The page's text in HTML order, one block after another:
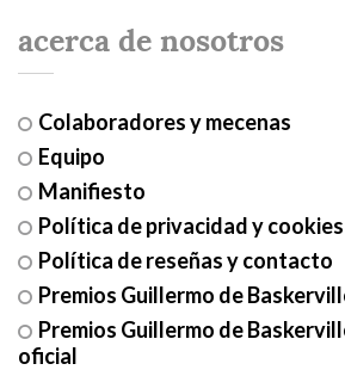
acerca de nosotros
Colaboradores y mecenas
Equipo
Manifiesto
Política de privacidad y cookies
Política de reseñas y contacto
Premios Guillermo de
Premios Guillermo de
oficial